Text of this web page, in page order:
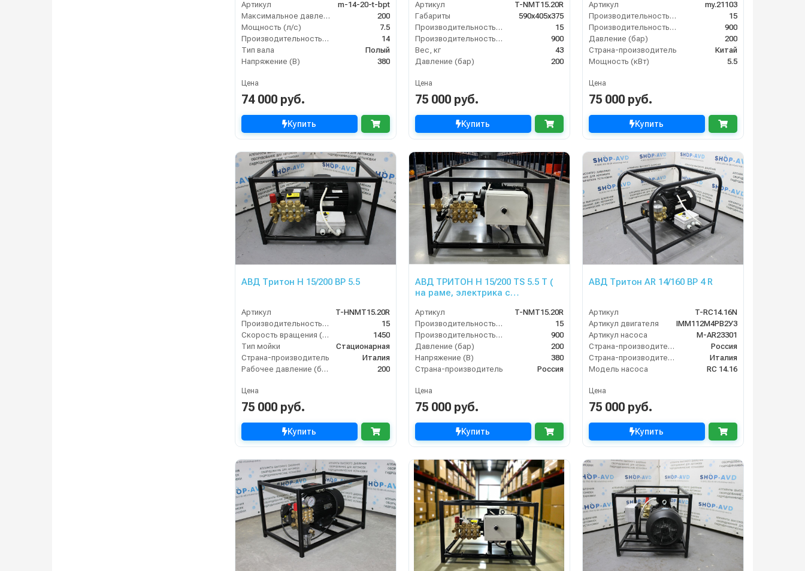
Артикул
m-14-20-t-bpt
Максимальное давление (бар)
200
Мощность (л/с)
7.5
Производительность (л/мин)
14
Тип вала
Полый
Напряжение (В)
380
Цена
74 000 руб.
Купить
Артикул
T-NMT15.20R
Габариты
590х405х375
Производительность (л/мин)
15
Производительность (л/ч)
900
Вес, кг
43
Давление (бар)
200
Цена
75 000 руб.
Купить
Артикул
my.21103
Производительность (л/мин)
15
Производительность (л/ч)
900
Давление (бар)
200
Страна-производитель
Китай
Мощность (кВт)
5.5
Цена
75 000 руб.
Купить
АВД Тритон H 15/200 BP 5.5
Артикул
T-HNMT15.20R
Производительность (л/мин)
15
Скорость вращения (об/мин)
1450
Тип мойки
Стационарная
Страна-производитель
Италия
Рабочее давление (бар)
200
Цена
75 000 руб.
Купить
АВД ТРИТОН H 15/200 TS 5.5 T (
на раме, электрика с
Артикул
T-NMT15.20R
Производительность (л/мин)
15
Производительность (л/ч)
900
Давление (бар)
200
Напряжение (В)
380
Страна-производитель
Россия
Цена
75 000 руб.
Купить
АВД Тритон AR 14/160 BP 4 R
Артикул
T-RC14.16N
Артикул двигателя
IMM112M4PB2У3
Артикул насоса
M-AR23301
Страна-производитель двигателя
Россия
Страна-производитель насоса
Италия
Модель насоса
RC 14.16
Цена
75 000 руб.
Купить